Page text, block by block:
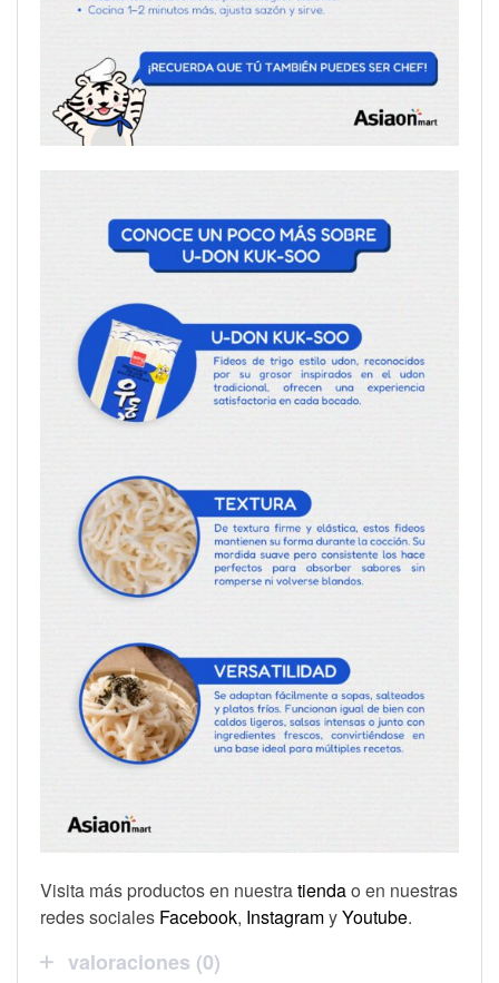
Visita más productos en nuestratiendao en nuestras
redes sociales Facebook, InstagramyYoutube.
valoraciones (0)